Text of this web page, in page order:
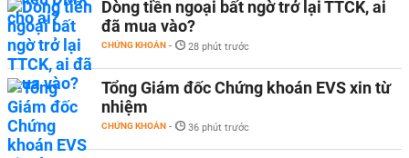
Dòng tiền ngoại bất ngờ trở lại TTCK, ai
đã mua vào?
CHỨNG KHOÁN - 28 phút trước
Tổng Giám đốc Chứng khoán EVS xin từ
nhiệm
CHỨNG KHOÁN - 36 phút trước